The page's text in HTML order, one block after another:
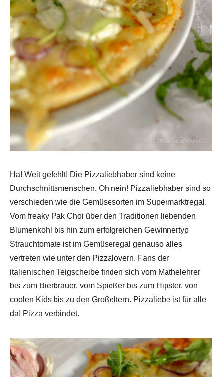
Ha! Weit gefehlt! Die Pizzaliebhaber sind keine
Durchschnittsmenschen. Oh nein! Pizzaliebhaber sind so
verschieden wie die Gemüsesorten im Supermarktregal.
Vom freaky Pak Choi über den Traditionen liebenden
Blumenkohl bis hin zum erfolgreichen Gewinnertyp
Strauchtomate ist im Gemüseregal genauso alles
vertreten wie unter den Pizzalovern. Fans der
italienischen Teigscheibe finden sich vom Mathelehrer
bis zum Bierbrauer, vom Spießer bis zum Hipster, von
coolen Kids bis zu den Großeltern. Pizzaliebe ist für alle
da! Pizza verbindet.